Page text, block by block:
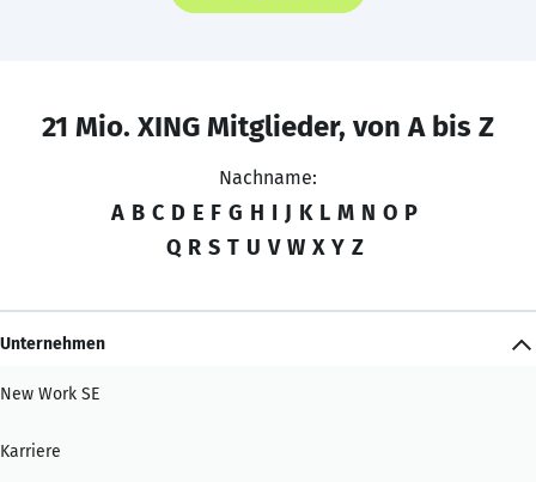
21 Mio. XING Mitglieder, von A bis Z
Nachname:
A B C D E F G H I J K L M N O P
Q R S T U V W X Y Z
Unternehmen
New Work SE
Karriere